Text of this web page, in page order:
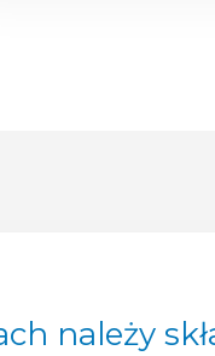
należy